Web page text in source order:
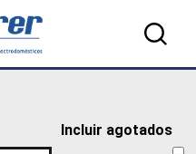
Incluir agotados